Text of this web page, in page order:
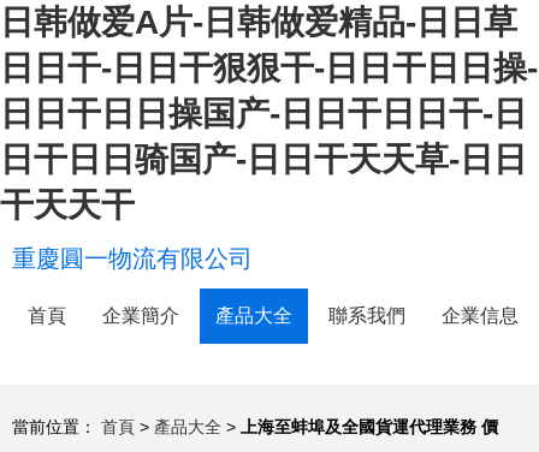
日韩做爱A片-日韩做爱精品-日日草
日日干-日日干狠狠干-日日干日日操-
日日干日日操国产-日日干日日干-日
日干日日骑国产-日日干天天草-日日
干天天干
重慶圓一物流有限公司
首頁 企業簡介 產品大全 聯系我們 企業信息
當前位置： 首頁 > 產品大全 >
上海至蚌埠及全國貨運代理業務 價